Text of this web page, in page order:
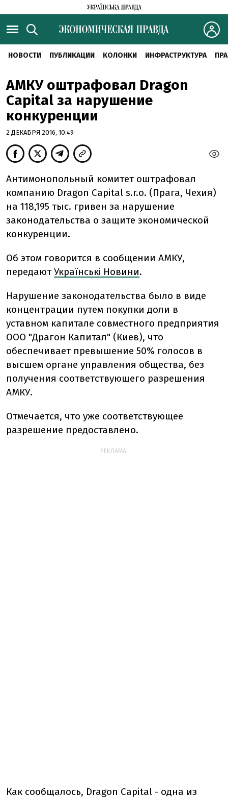
НОВОСТИ ПУБЛИКАЦИИ КОЛОНКИ ИНФРАСТРУКТУРА
АМКУ оштрафовал Dragon
Capital за нарушение
конкуренции
2 ДЕКАБРЯ 2016, 10:49
Антимонопольный комитет оштрафовал
компанию Dragon Capital s.r.o. (Прага, Чехия)
на 118,195 тыс. гривен за нарушение
законодательства о защите экономической
конкуренции.
Об этом говорится в сообщении АМКУ,
передаютУкраїнські Новини.
Нарушение законодательства было в виде
концентрации путем покупки доли в
уставном капитале совместного предприятия
ООО "Драгон Капитал" (Киев), что
обеспечивает превышение 50% голосов в
высшем органе управления общества, без
получения соответствующего разрешения
АМКУ.
Отмечается, что уже соответствующее
разрешение предоставлено.
РЕКЛАМА:
Как сообщалось, Dragon Capital - одна из